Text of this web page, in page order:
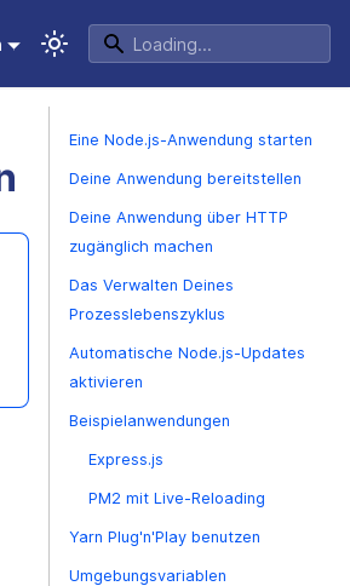
Eine Node.js-Anwendung starten
Deine Anwendung bereitstellen
Deine Anwendung über HTTP
zugänglich machen
Das Verwalten Deines
Prozesslebenszyklus
Automatische Node.js-Updates
aktivieren
Beispielanwendungen
Express.js
PM2 mit Live-Reloading
Yarn Plug'n'Play benutzen
Umgebungsvariablen